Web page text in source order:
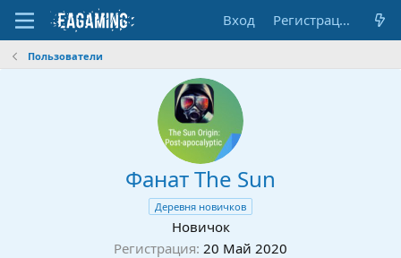
Вход Регистрация
Пользователи
Фанат The Sun
Деревня новичков
Новичок
Регистрация 20 Май 2020